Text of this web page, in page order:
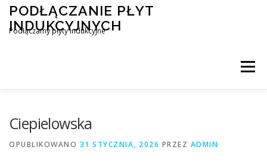
Przejdź
treści
PODŁĄCZANIE PŁYT
INDUKCYJNYCH
Podłączamy płyty indukcyjne
Menu
Ciepielowska
OPUBLIKOWANO 31 STYCZNIA, 2026 PRZEZ ADMIN